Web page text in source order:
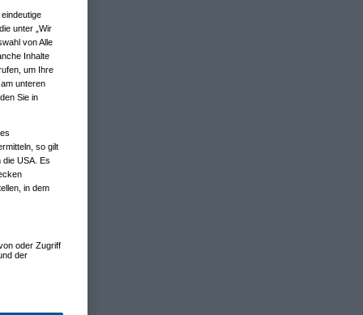
unter „Wir
von Alle
Inhalte
um Ihre
unteren
Sie in
so gilt
die USA. Es
in dem
oder Zugriff
der